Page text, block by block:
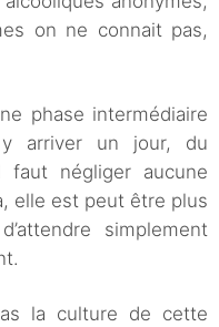
on ne connait pas,
phase intermédiaire
arriver un jour, du
faut négliger aucune
elle est peut être plus
simplement
la culture de cette